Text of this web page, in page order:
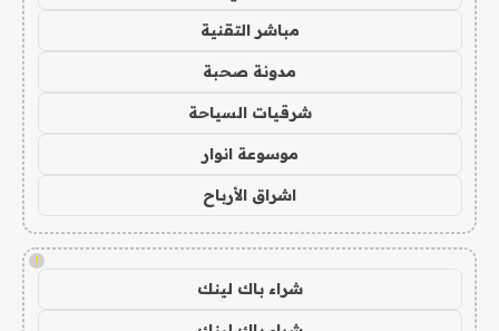
مباشر التقنية
مدونة صحبة
شرقيات السياحة
موسوعة انوار
اشراق الأرباح
!
شراء باك لينك